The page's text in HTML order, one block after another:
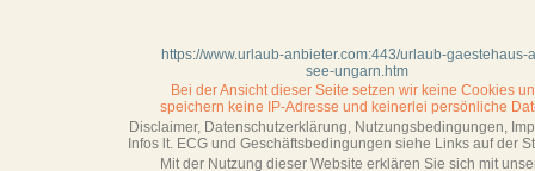
https://www.urlaub-anbieter.com:443/urlaub-gaestehaus-
see-ungarn.htm
Bei der Ansicht dieser Seite setzen wir keine Cookies
speichern keine IP-Adresse und keinerlei persönliche
Disclaimer, Datenschutzerklärung, Nutzungsbedingungen,
Infos lt. ECG und Geschäftsbedingungen siehe Links auf der
Mit der Nutzung dieser Website erklären Sie sich mit